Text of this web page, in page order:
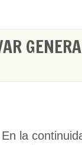
la